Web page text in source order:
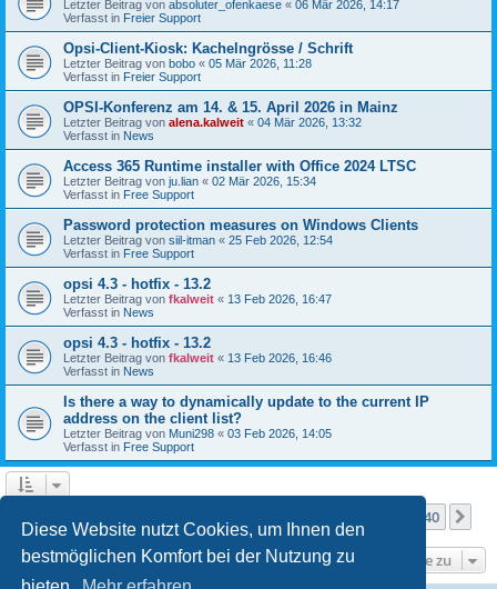
Diese Website nutzt Cookies, um Ihnen den
bestmöglichen Komfort bei der Nutzung zu
Letzter Beitrag von absoluter_ofenkaese « 06 Mär 2026, 14:17
Verfasst in Freier Support
Opsi-Client-Kiosk: Kachelngrösse / Schrift
Letzter Beitrag von bobo « 05 Mär 2026, 11:28
Verfasst in Freier Support
OPSI-Konferenz am 14. & 15. April 2026 in Mainz
Letzter Beitrag von alena.kalweit « 04 Mär 2026, 13:32
Verfasst in News
Access 365 Runtime installer with Office 2024 LTSC
Letzter Beitrag von ju.lian « 02 Mär 2026, 15:34
Verfasst in Free Support
Password protection measures on Windows Clients
Letzter Beitrag von siil-itman « 25 Feb 2026, 12:54
Verfasst in Free Support
opsi 4.3 - hotfix - 13.2
Letzter Beitrag von fkalweit « 13 Feb 2026, 16:47
Verfasst in News
opsi 4.3 - hotfix - 13.2
Letzter Beitrag von fkalweit « 13 Feb 2026, 16:46
Verfasst in News
Is there a way to dynamically update to the current IP
address on the client list?
Letzter Beitrag von Muni298 « 03 Feb 2026, 14:05
Verfasst in Free Support
40
Gehe zu